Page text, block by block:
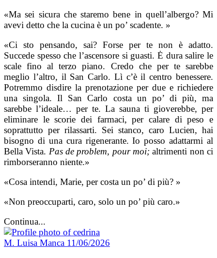
«Ma sei sicura che staremo bene in quell’albergo? Mi
avevi detto che la cucina è un po’ scadente. »
«Ci sto pensando, sai? Forse per te non è adatto.
Succede spesso che l’ascensore si guasti. Ė dura salire le
scale fino al terzo piano. Credo che per te sarebbe
meglio l’altro, il San Carlo. Lì c’è il centro benessere.
Potremmo disdire la prenotazione per due e richiedere
una singola. Il San Carlo costa un po’ di più, ma
sarebbe l’ideale… per te. La sauna ti gioverebbe, per
eliminare le scorie dei farmaci, per calare di peso e
soprattutto per rilassarti. Sei stanco, caro Lucien, hai
bisogno di una cura rigenerante. Io posso adattarmi al
Bella Vista. Pas de problem, pour moi; altrimenti non ci
rimborseranno niente.»
«Cosa intendi, Marie, per costa un po’ di più? »
«Non preoccuparti, caro, solo un po’ più caro.»
Continua...
M. Luisa Manca 11/06/2026